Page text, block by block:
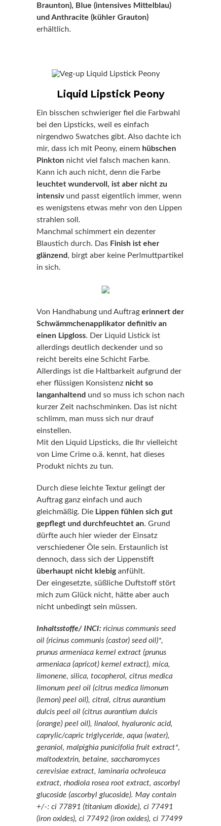
Braunton), Blue (intensives Mittelblau)
und Anthracite (kühler Grauton)
erhältlich.
Liquid Lipstick Peony
Ein bisschen schwieriger fiel die Farbwahl
bei den Lipsticks, weil es einfach
nirgendwo Swatches gibt. Also dachte ich
mir, dass ich mit Peony, einem hübschen
Pinkton nicht viel falsch machen kann.
Kann ich auch nicht, denn die Farbe
leuchtet wundervoll, ist aber nicht zu
intensiv und passt eigentlich immer, wenn
es wenigstens etwas mehr von den Lippen
strahlen soll.
Manchmal schimmert ein dezenter
Blaustich durch. Das Finish ist eher
glänzend, birgt aber keine Perlmuttpartikel
in sich.
Von Handhabung und Auftrag erinnert der
Schwämmchenapplikator definitiv an
einen Lipgloss. Der Liquid Listick ist
allerdings deutlich deckender und so
reicht bereits eine Schicht Farbe.
Allerdings ist die Haltbarkeit aufgrund der
eher flüssigen Konsistenz nicht so
langanhaltend und so muss ich schon nach
kurzer Zeit nachschminken. Das ist nicht
schlimm, man muss sich nur drauf
einstellen.
Mit den Liquid Lipsticks, die Ihr vielleicht
von Lime Crime o.ä. kennt, hat dieses
Produkt nichts zu tun.
Durch diese leichte Textur gelingt der
Auftrag ganz einfach und auch
gleichmäßig. Die Lippen fühlen sich gut
gepflegt und durchfeuchtet an. Grund
dürfte auch hier wieder der Einsatz
verschiedener Öle sein. Erstaunlich ist
dennoch, dass sich der Lippenstift
überhaupt nicht klebiganfühlt.
Der eingesetzte, süßliche Duftstoff stört
mich zum Glück nicht, hätte aber auch
nicht unbedingt sein müssen.
Inhaltsstoffe/ INCI: ricinus communis seed
oil (ricinus communis (castor) seed oil)*,
prunus armeniaca kernel extract (prunus
armeniaca (apricot) kernel extract), mica,
limonene, silica, tocopherol, citrus medica
limonum peel oil (citrus medica limonum
(lemon) peel oil), citral, citrus aurantium
dulcis peel oil (citrus aurantium dulcis
(orange) peel oil), linalool, hyaluronic acid,
caprylic/capric triglyceride, aqua (water),
geraniol, malpighia punicifolia fruit extract*,
maltodextrin, betaine, saccharomyces
cerevisiae extract, laminaria ochroleuca
extract, rhodiola rosea root extract, ascorbyl
glucoside (ascorbyl glucoside). May contain
+/-: ci 77891 (titanium dioxide), ci 77491
(iron oxides), ci 77492 (iron oxides), ci 77499